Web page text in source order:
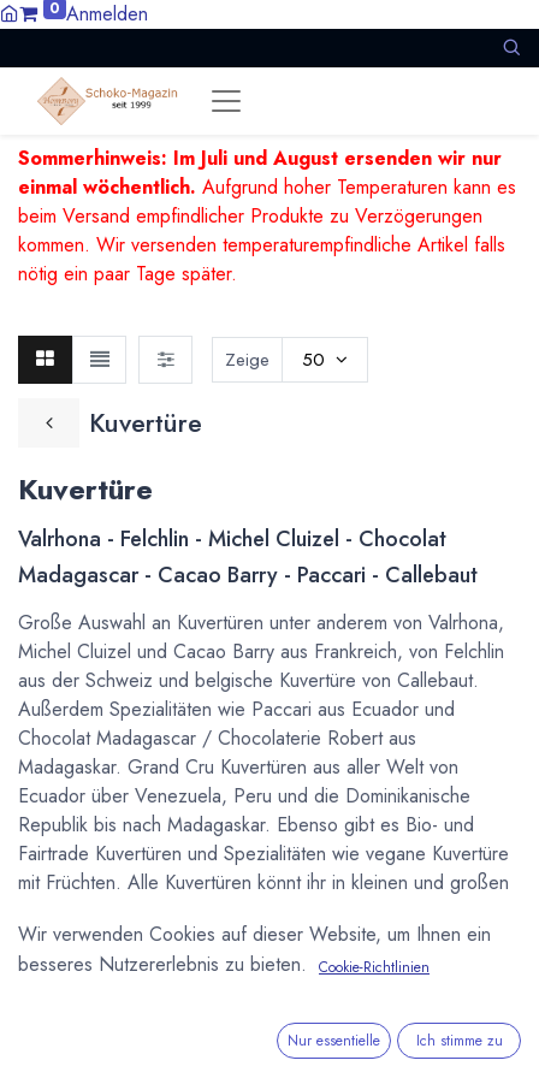
0 Anmelden
Sommerhinweis: Im Juli und August ersenden wir nur
einmal wöchentlich. Aufgrund hoher Temperaturen kann es
beim Versand empfindlicher Produkte zu Verzögerungen
kommen. Wir versenden temperaturempfindliche Artikel falls
nötig ein paar Tage später.
Kuvertüre
Zeige 50
Kuvertüre
Valrhona - Felchlin - Michel Cluizel - Chocolat
Madagascar - Cacao Barry - Paccari - Callebaut
Große Auswahl an Kuvertüren unter anderem von Valrhona,
Michel Cluizel und Cacao Barry aus Frankreich, von Felchlin
aus der Schweiz und belgische Kuvertüre von Callebaut.
Außerdem Spezialitäten wie Paccari aus Ecuador und
Chocolat Madagascar / Chocolaterie Robert aus
Madagaskar. Grand Cru Kuvertüren aus aller Welt von
Ecuador über Venezuela, Peru und die Dominikanische
Republik bis nach Madagaskar. Ebenso gibt es Bio- und
Fairtrade Kuvertüren und Spezialitäten wie vegane Kuvertüre
mit Früchten. Alle Kuvertüren könnt ihr in kleinen und großen
machen, oder für Gastronomie und
Schokoladenmanufakturen auch über unserenB2B
Wir verwenden Cookies auf dieser Website, um Ihnen ein
besseres Nutzererlebnis zu bieten.
Cookie-Richtlinien
Nur essentielle Ich stimme zu